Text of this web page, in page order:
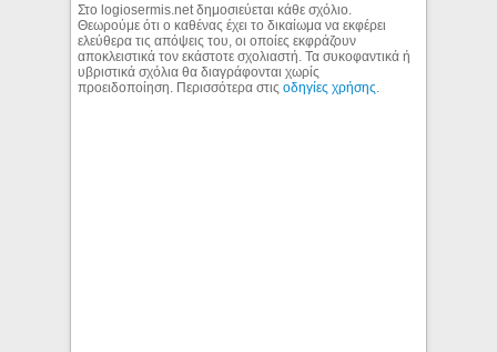
Στο logiosermis.net δημοσιεύεται κάθε σχόλιο.
Θεωρούμε ότι ο καθένας έχει το δικαίωμα να εκφέρει
ελεύθερα τις απόψεις του, οι οποίες εκφράζουν
αποκλειστικά τον εκάστοτε σχολιαστή. Τα συκοφαντικά ή
υβριστικά σχόλια θα διαγράφονται χωρίς
προειδοποίηση. Περισσότερα στιςοδηγίες χρήσης